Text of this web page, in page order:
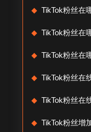
TikTok粉丝在
TikTok粉丝在
TikTok粉丝在
TikTok粉丝在
TikTok粉丝在
TikTok粉丝增